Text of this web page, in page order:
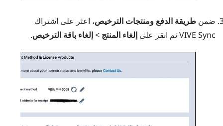
ضمن طريقة الدفع ومنتجات الترخيص، اعثر على اشتراك
VIVE Syncثم انقر على إلغاء المنتج >إلغاء باقة الترخيص.